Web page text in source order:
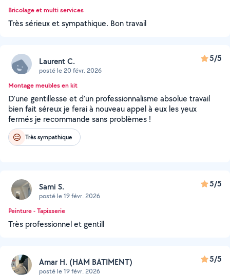
Bricolage et multi services
Très sérieux et sympathique. Bon travail
Laurent C.
posté le 20 févr. 2026
5/5
Montage meubles en kit
D’une gentillesse et d’un professionnalisme absolue travail
bien fait séreux je ferai à nouveau appel à eux les yeux
fermés je recommande sans problèmes !
Très sympathique
Sami S.
posté le 19 févr. 2026
5/5
Peinture - Tapisserie
Très professionnel et gentill
Amar H. (HAM BATIMENT)
posté le 19 févr. 2026
5/5